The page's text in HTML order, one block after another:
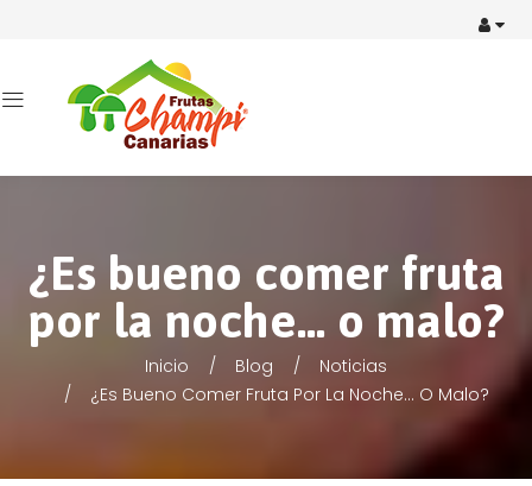
¿Es bueno comer fruta
por la noche… o malo?
Inicio Blog
Noticias
¿Es Bueno Comer Fruta Por La Noche… O Malo?